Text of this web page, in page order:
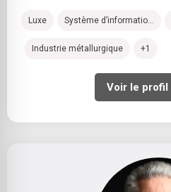
Luxe Système d’informatio...
Industrie métallurgique +1
Voir le profil